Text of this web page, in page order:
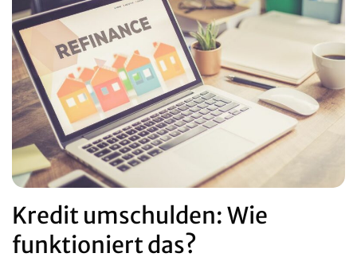
Kredit umschulden: Wie
funktioniert das?